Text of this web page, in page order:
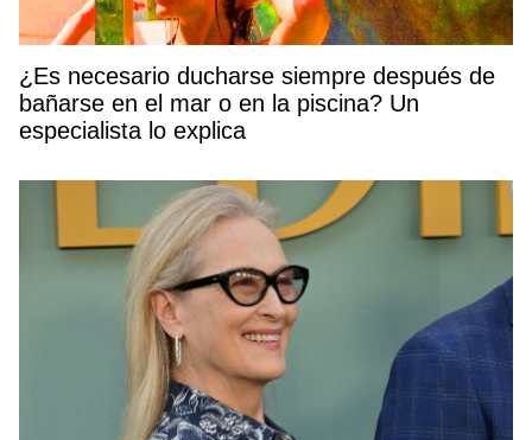
¿Es necesario ducharse siempre después de
bañarse en el mar o en la piscina? Un
especialista lo explica